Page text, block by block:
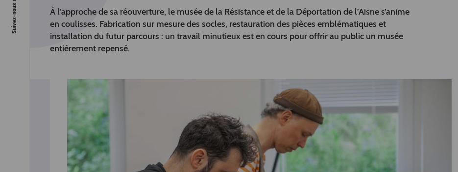
À l’approche de sa réouverture, le musée de la Résistance et de la Déportation de l’Aisne s’anime
en coulisses. Fabrication sur mesure des socles, restauration des pièces emblématiques et
installation du futur parcours : un travail minutieux est en cours pour offrir au public un musée
entièrement repensé.